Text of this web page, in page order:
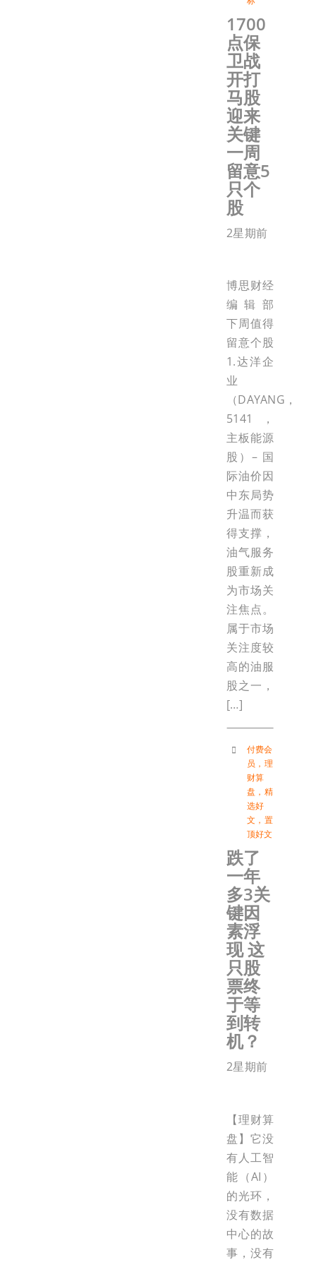
1700
点保
卫战
开打
马股
迎来
关键
一周
留意5
只个
股
2星期前
博思财经
编辑部
下周值得
留意个股
1.达洋企
业
（DAYANG，
5141，
主板能源
股）– 国
际油价因
中东局势
升温而获
得支撑，
油气服务
股重新成
为市场关
注焦点。
属于市场
关注度较
高的油服
股之一，
[…]
付费会
员 ， 理
财算
盘 ， 精
选好
文 ， 置
顶好文
跌了
一年
多3关
键因
素浮
现 这
只股
票终
于等
到转
机？
2星期前
【理财算
盘】它没
有人工智
能（AI）
的光环，
没有数据
中心的故
事，没有